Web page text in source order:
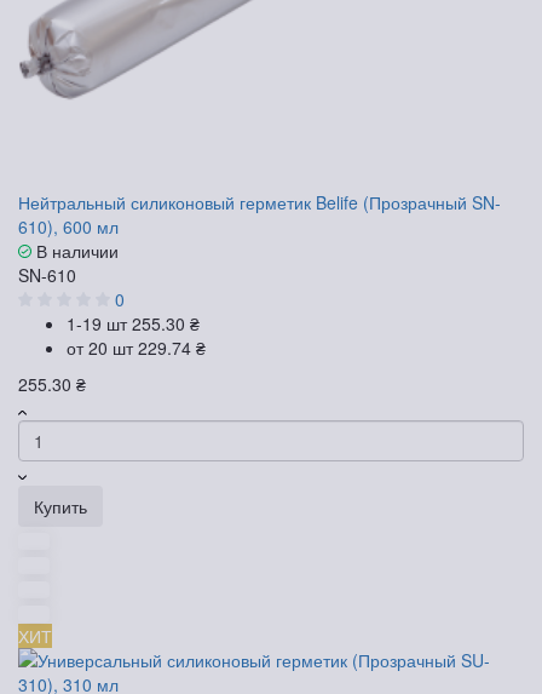
Нейтральный силиконовый герметик Belife (Прозрачный SN-
610), 600 мл
В наличии
SN-610
0
1-19 шт255.30 ₴
от 20 шт229.74 ₴
255.30 ₴
Купить
ХИТ